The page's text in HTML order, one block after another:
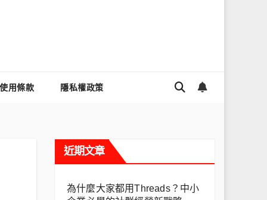
使用條款 隱私權政策
近期文章
為什麼大家都用Threads？中小